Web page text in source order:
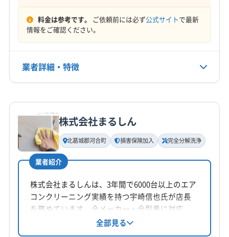
料金は参考です。 ご依頼前には必ず公式サイトで最新
情報をご確認ください。
業者詳細・特徴
基本情報
代表者名
藤本
所在地
奈良県北葛城郡広陵町疋相61-18
対応地域
岩出市 紀の川市
伊都郡かつらぎ町
伊都郡九度山町 伊都郡高野町
株式会社まるしん
北葛城郡河合町 損害保険加入 完全分解洗浄
業者紹介
株式会社まるしんは、3年間で6000台以上のエア
コンクリーニング実績を持つ宇崎信也氏が店長
を務めています。全メーカー・全型番に対応
し、接客への配慮と迅速なレスポンスが強み。
損害保険加入済みです。奈良県北葛城郡河合町
全部見る